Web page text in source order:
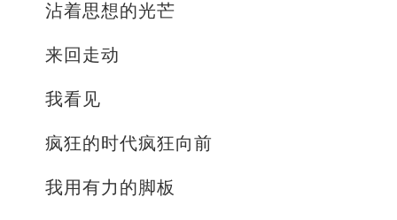
沾着思想的光芒
来回走动
我看见
疯狂的时代疯狂向前
我用有力的脚板